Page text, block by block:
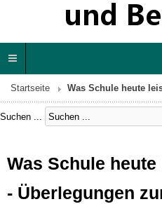
Startseite Was Schule heute
Suchen ...
Was Schule
- Überlegungen